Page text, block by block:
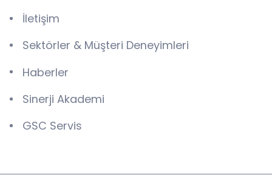
İletişim
Sektörler & Müşteri Deneyimleri
Haberler
Sinerji Akademi
GSC Servis